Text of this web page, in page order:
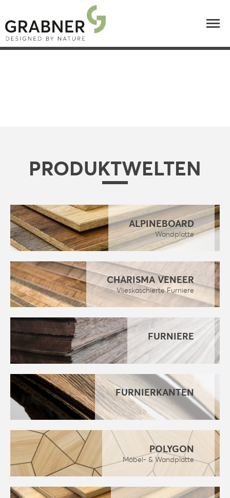
PRODUKTWELTEN
ALPINEBOARD
Wandplatte
CHARISMA VENEER
Vlieskaschierte Furniere
FURNIERE
FURNIERKANTEN
POLYGON
Möbel- & Wandplatte